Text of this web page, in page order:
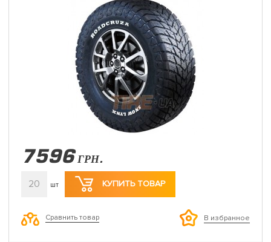
7596 ГРН.
20 шт КУПИТЬ ТОВАР
Сравнить товар В избранное